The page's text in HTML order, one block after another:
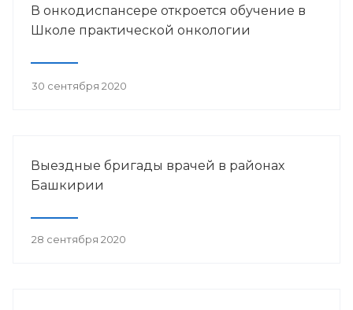
В онкодиспансере откроется обучение в
Школе практической онкологии
30 сентября 2020
Выездные бригады врачей в районах
Башкирии
28 сентября 2020